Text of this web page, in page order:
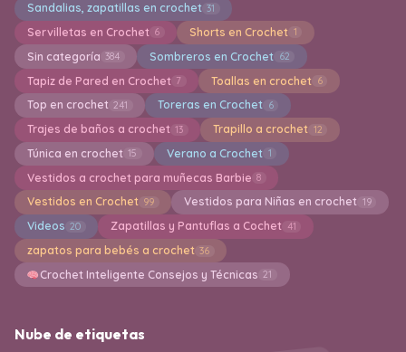
Sandalias, zapatillas en crochet 31
Servilletas en Crochet 6 Shorts en Crochet 1
Sin categoría 384 Sombreros en Crochet 62
Tapiz de Pared en Crochet 7 Toallas en crochet 6
Top en crochet 241 Toreras en Crochet 6
Trajes de baños a crochet 13 Trapillo a crochet 12
Túnica en crochet 15 Verano a Crochet 1
Vestidos a crochet para muñecas Barbie 8
Vestidos en Crochet 99 Vestidos para Niñas en crochet 19
Videos 20 Zapatillas y Pantuflas a Cochet 41
zapatos para bebés a crochet 36
Crochet Inteligente Consejos y Técnicas 21
Nube de etiquetas